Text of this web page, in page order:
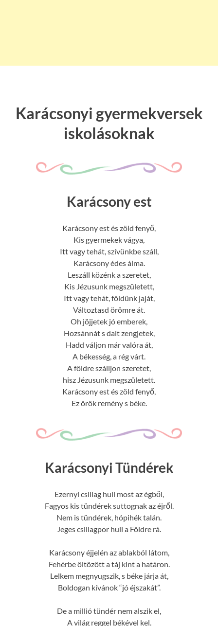
Karácsonyi gyermekversek
iskolásoknak
Karácsony est
Karácsony est és zöld fenyő,
Kis gyermekek vágya,
Itt vagy tehát, szívünkbe száll,
Karácsony édes álma.
Leszáll közénk a szeretet,
Kis Jézusunk megszületett,
Itt vagy tehát, földünk jaját,
Változtasd örömre át.
Oh jöjjetek jó emberek,
Hozsánnát s dalt zengjetek,
Hadd váljon már valóra át,
A békesség, a rég várt.
A földre szálljon szeretet,
hisz Jézusunk megszületett.
Karácsony est és zöld fenyő,
Ez örök remény s béke.
Karácsonyi Tündérek
Ezernyi csillag hull most az égből,
Fagyos kis tündérek suttognak az éjről.
Nem is tündérek, hópihék talán.
Jeges csillagpor hull a Földre rá.
Karácsony éjjelén az ablakból látom,
Fehérbe öltözött a táj kint a határon.
Lelkem megnyugszik, s béke járja át,
Boldogan kívánok “jó éjszakát”.
De a millió tündér nem alszik el,
A világ reggel békével kel.